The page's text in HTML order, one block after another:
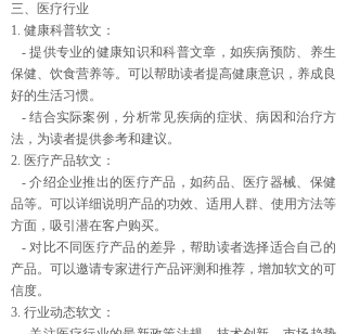
三、医疗行业
1. 健康科普软文：
- 提供专业的健康知识和科普文章，如疾病预防、养生
保健、饮食营养等。可以帮助读者提高健康意识，养成良
好的生活习惯。
- 结合实际案例，分析常见疾病的症状、病因和治疗方
法，为读者提供参考和建议。
2. 医疗产品软文：
- 介绍企业推出的医疗产品，如药品、医疗器械、保健
品等。可以详细说明产品的功效、适用人群、使用方法等
方面，吸引潜在客户购买。
- 对比不同医疗产品的差异，帮助读者选择适合自己的
产品。可以邀请专家进行产品评测和推荐，增加软文的可
信度。
3. 行业动态软文：